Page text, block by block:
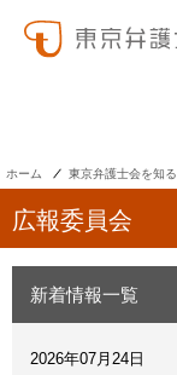
ホーム 東京弁護士会を知る
広報委員会
新着情報一覧
2026年07月24日